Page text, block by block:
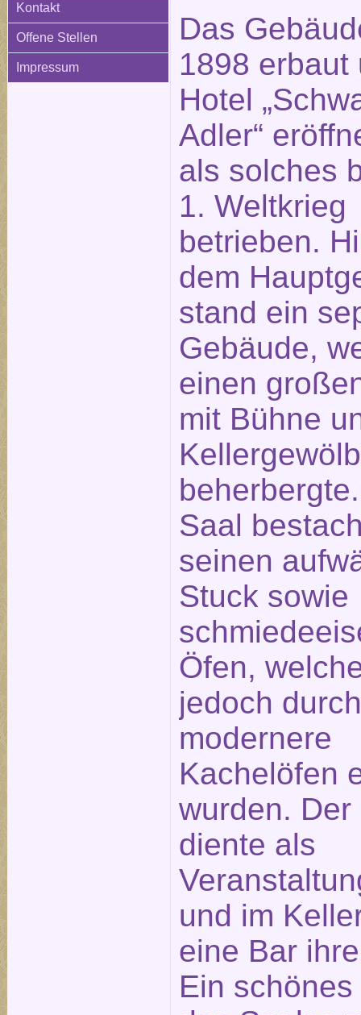
Kontakt
Offene Stellen
Impressum
Das
1898 erbaut
Hotel
Adler“
als solches
1. Weltkrieg
betrieben.
dem
stand ein
Gebäude,
einen
mit Bühne
Saal
seinen
Stuck sowie
Öfen,
jedoch durch
modernere
Kachelöfen
wurden. Der
diente als
und im
eine Bar
Ein